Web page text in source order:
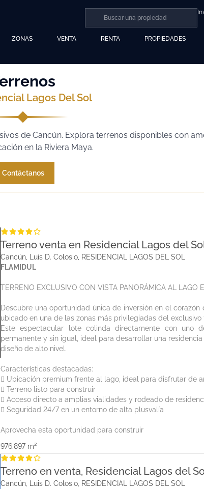
ZONAS VENTA RENTA PROPIEDADES
Lagos Del Sol
de Cancún. Explora terrenos disponibles con
en la Riviera Maya.
Contáctanos
Terreno venta en Residencial Lagos del
Cancún, Luis D. Colosio, RESIDENCIAL LAGOS DEL SOL
FLAMIDUL
TERRENO EXCLUSIVO CON VISTA PANORÁMICA AL LAGO
Descubre una oportunidad única de inversión en el corazón
ubicado en una de las zonas más privilegiadas del
Este espectacular lote colinda directamente con uno
permanente y sin igual, ideal para desarrollar una
diseño de alto nivel.
Características destacadas:
 Ubicación premium frente al lago, ideal para disfrutar de
 Terreno listo para construir
 Acceso directo a amplias vialidades y rodeado de
 Seguridad 24/7 en un entorno de alta plusvalía
Aprovecha esta oportunidad para construir
976.897 m²
Terreno en venta, Residencial Lagos del
Cancún, Luis D. Colosio, RESIDENCIAL LAGOS DEL SOL